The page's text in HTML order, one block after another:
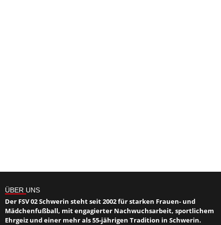
ÜBER UNS
Der FSV 02 Schwerin steht seit 2002 für starken Frauen- und
Mädchenfußball, mit engagierter Nachwuchsarbeit, sportlichem
Ehrgeiz und einer mehr als 55-jährigen Tradition in Schwerin.